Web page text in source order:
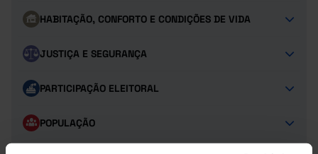
HABITAÇÃO, CONFORTO E CONDIÇÕES DE VIDA
JUSTIÇA E SEGURANÇA
PARTICIPAÇÃO ELEITORAL
POPULAÇÃO